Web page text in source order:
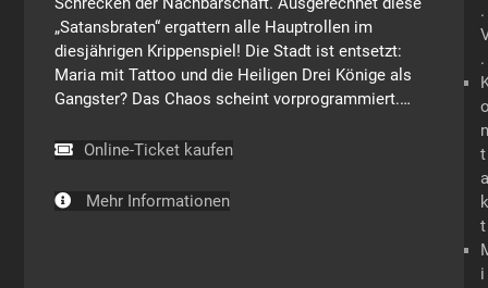
„Satansbraten“ ergattern alle Hauptrollen im
diesjährigen Krippenspiel! Die Stadt ist entsetzt:
Maria mit Tattoo und die Heiligen Drei Könige als
Gangster? Das Chaos scheint vorprogrammiert.…
Online-Ticket kaufen
Mehr Informationen
.
.
n
t
a
k
t
i